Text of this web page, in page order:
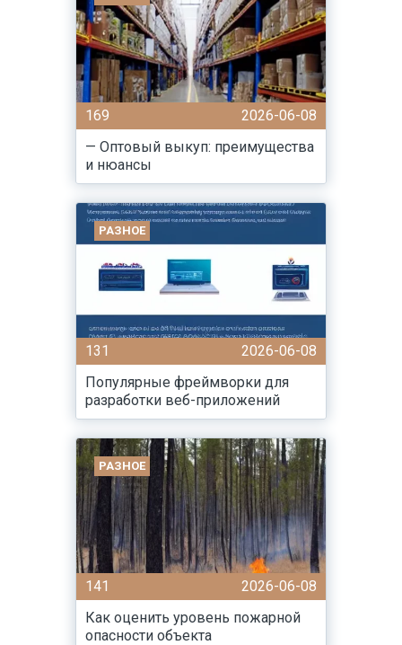
169
2026-06-08
— Оптовый выкуп: преимущества
и нюансы
РАЗНОЕ
131
2026-06-08
Популярные фреймворки для
разработки веб-приложений
РАЗНОЕ
141
2026-06-08
Как оценить уровень пожарной
опасности объекта